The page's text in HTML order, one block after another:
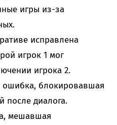
игры из-за
исправлена
игрок 1 мог
игрока 2.
ошибка, блокировавшая
после диалога.
мешавшая